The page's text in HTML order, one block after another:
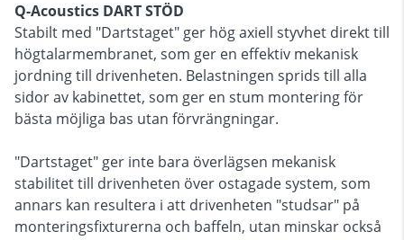
Q-Acoustics DART STÖD
Stabilt med "Dartstaget" ger hög axiell styvhet direkt till
högtalarmembranet, som ger en effektiv mekanisk
jordning till drivenheten. Belastningen sprids till alla
sidor av kabinettet, som ger en stum montering för
bästa möjliga bas utan förvrängningar.
"Dartstaget" ger inte bara överlägsen mekanisk
stabilitet till drivenheten över ostagade system, som
annars kan resultera i att drivenheten "studsar" på
monteringsfixturerna och baffeln, utan minskar också